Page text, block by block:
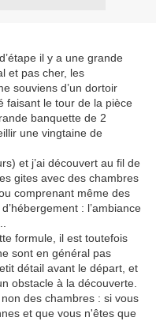
il y a une grande
et pas cher, les
souviens d’un dortoir
faisant le tour de la pièce
banquette de 2
une vingtaine de
et j’ai découvert au fil de
gites avec des chambres
comprenant même des
: l’ambiance
formule, il est toutefois
sont en général pas
détail avant le départ, et
obstacle à la découverte.
des chambres : si vous
et que vous n'êtes que